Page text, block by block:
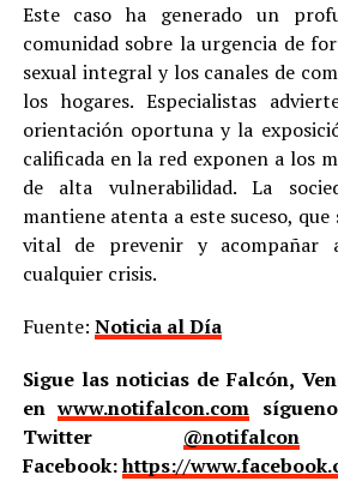
Este caso ha generado un
comunidad sobre la urgencia de
sexual integral y los canales de
los hogares. Especialistas
orientación oportuna y la
calificada en la red exponen a los
de alta vulnerabilidad. La
mantiene atenta a este suceso, que
vital de prevenir y acompañar
cualquier crisis.
Fuente: Noticia al Día
Sigue las noticias de Falcón,
enwww.notifalcon.com
Twitter @notifalcon
Facebook:https://